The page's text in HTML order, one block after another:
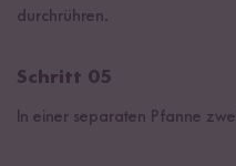
durchrühren.
Schritt 05
In einer separaten Pfanne